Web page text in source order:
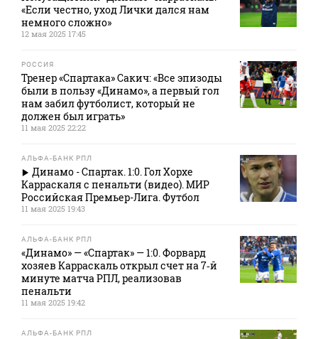
«Если честно, уход Лички дался нам
немного сложно»
12 мая 2025 17:45
РОССИЯ
Тренер «Спартака» Сакич: «Все эпизоды
были в пользу «Динамо», а первый гол
нам забил футболист, который не
должен был играть»
11 мая 2025 22:22
АЛЬФА-БАНК РПЛ
Динамо - Спартак. 1:0. Гол Хорхе
Карраскаля с пенальти (видео). МИР
Российская Премьер-Лига. Футбол
11 мая 2025 19:43
АЛЬФА-БАНК РПЛ
«Динамо» — «Спартак» — 1:0. Форвард
хозяев Карраскаль открыл счет на 7‑й
минуте матча РПЛ, реализовав
пенальти
11 мая 2025 19:42
АЛЬФА-БАНК РПЛ